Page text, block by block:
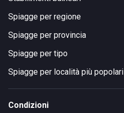
Spiagge per regione
Spiagge per provincia
Spiagge per tipo
Spiagge per località più popolari
Condizioni